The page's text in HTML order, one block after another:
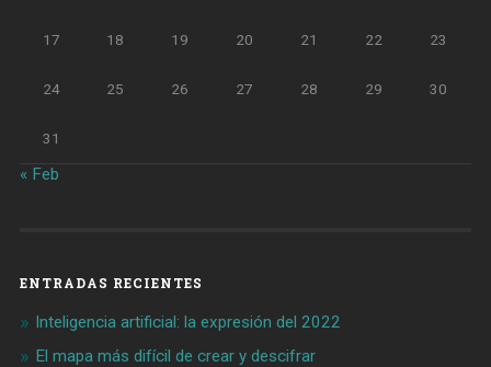
17 18 19 20 21 22 23
24 25 26 27 28 29 30
31
« Feb
ENTRADAS RECIENTES
Inteligencia artificial: la expresión del 2022
El mapa más difícil de crear y descifrar